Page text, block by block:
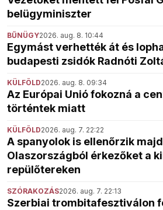
belügyminiszter
BŰNÜGY2026. aug. 8. 10:44
Egymást verhették át és
budapesti zsidók Radnóti
KÜLFÖLD2026. aug. 8. 09:34
Az Európai Unió fokozná a
történtek miatt
KÜLFÖLD2026. aug. 7. 22:22
A spanyolok is ellenőrzik
Olaszországból érkezőket a
repülőtereken
SZÓRAKOZÁS2026. aug. 7. 22:13
Szerbiai trombitafesztiválon